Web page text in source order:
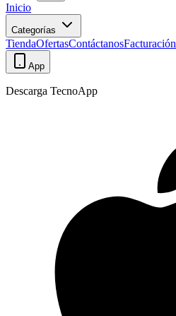
Inicio
Categorías
TiendaOfertasContáctanosFacturación
App
Descarga TecnoApp